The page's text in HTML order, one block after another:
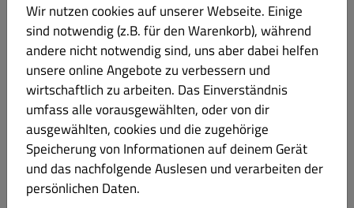
Produktinformation
34b. Cannelloni
Gluten Laktose Eier
gefüllt mit Ricotta und Spinat, überbackene Rollnudeln
Produktinformation
Rigatoni Al Forno
Wir nutzen cookies auf unserer Webseite. Einige
sind notwendig (z.B. für den Warenkorb), während
andere nicht notwendig sind, uns aber dabei helfen
unsere online Angebote zu verbessern und
wirtschaftlich zu arbeiten. Das Einverständnis
umfass alle vorausgewählten, oder von dir
ausgewählten, cookies und die zugehörige
Speicherung von Informationen auf deinem Gerät
und das nachfolgende Auslesen und verarbeiten der
persönlichen Daten.